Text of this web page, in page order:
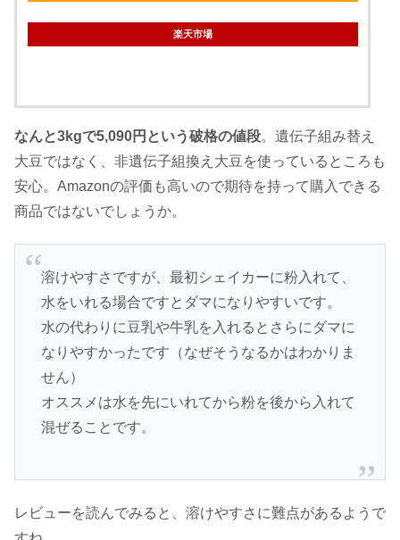
楽天市場
なんと3kgで5,090円という破格の値段。遺伝子組み替え
大豆ではなく、非遺伝子組換え大豆を使っているところも
安心。Amazonの評価も高いので期待を持って購入できる
商品ではないでしょうか。
溶けやすさですが、最初シェイカーに粉入れて、
水をいれる場合ですとダマになりやすいです。
水の代わりに豆乳や牛乳を入れるとさらにダマに
なりやすかったです（なぜそうなるかはわかりま
せん）
オススメは水を先にいれてから粉を後から入れて
混ぜることです。
レビューを読んでみると、溶けやすさに難点があるようで